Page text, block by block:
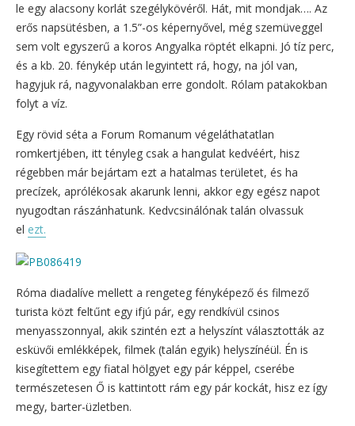
le egy alacsony korlát szegélykövéről. Hát, mit mondjak…. Az
erős napsütésben, a 1.5”-os képernyővel, még szemüveggel
sem volt egyszerű a koros Angyalka röptét elkapni. Jó tíz perc,
és a kb. 20. fénykép után legyintett rá, hogy, na jól van,
hagyjuk rá, nagyvonalakban erre gondolt. Rólam patakokban
folyt a víz.
Egy rövid séta a Forum Romanum végeláthatatlan
romkertjében, itt tényleg csak a hangulat kedvéért, hisz
régebben már bejártam ezt a hatalmas területet, és ha
precízek, aprólékosak akarunk lenni, akkor egy egész napot
nyugodtan rászánhatunk. Kedvcsinálónak talán olvassuk
el ezt.
Róma diadalíve mellett a rengeteg fényképező és filmező
turista közt feltűnt egy ifjú pár, egy rendkívül csinos
menyasszonnyal, akik szintén ezt a helyszínt választották az
esküvői emlékképek, filmek (talán egyik) helyszínéül. Én is
kisegítettem egy fiatal hölgyet egy pár képpel, cserébe
természetesen Ő is kattintott rám egy pár kockát, hisz ez így
megy, barter-üzletben.